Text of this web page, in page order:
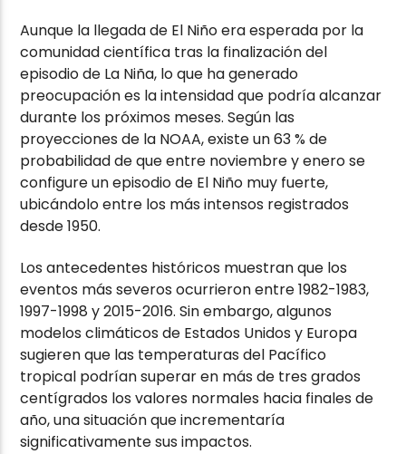
Aunque la llegada de El Niño era esperada por la
comunidad científica tras la finalización del
episodio de La Niña, lo que ha generado
preocupación es la intensidad que podría alcanzar
durante los próximos meses. Según las
proyecciones de la NOAA, existe un 63 % de
probabilidad de que entre noviembre y enero se
configure un episodio de El Niño muy fuerte,
ubicándolo entre los más intensos registrados
desde 1950.
Los antecedentes históricos muestran que los
eventos más severos ocurrieron entre 1982-1983,
1997-1998 y 2015-2016. Sin embargo, algunos
modelos climáticos de Estados Unidos y Europa
sugieren que las temperaturas del Pacífico
tropical podrían superar en más de tres grados
centígrados los valores normales hacia finales de
año, una situación que incrementaría
significativamente sus impactos.